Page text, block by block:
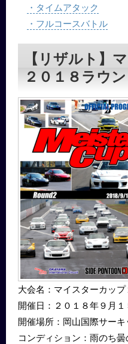
・タイムアタック
・フルコースバトル​
【リザルト】
２０１８ラウ
大会名：マイスターカッ
開催日：２０１８年９月１
開催場所：岡山国際サーキ
コンディション：雨のち